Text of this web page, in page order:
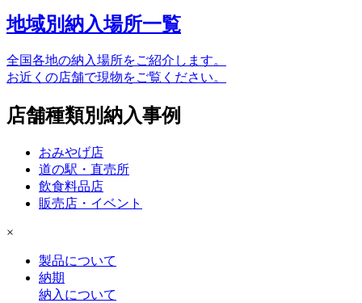
地域別納入場所一覧
全国各地の納入場所をご紹介します。
お近くの店舗で現物をご覧ください。
店舗種類別納入事例
おみやげ店
道の駅・直売所
飲食料品店
販売店・イベント
×
製品について
納期
納入について